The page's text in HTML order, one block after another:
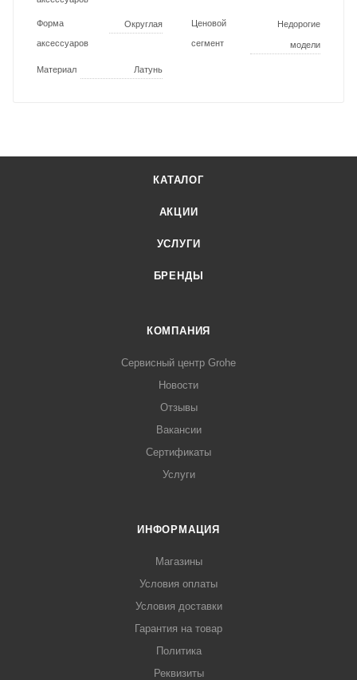
Форма
аксессуаров
Округлая Ценовой
сегмент
Недорогие
модели
Материал Латунь
КАТАЛОГ
АКЦИИ
УСЛУГИ
БРЕНДЫ
КОМПАНИЯ
Сервисный центр Grohe
Новости
Отзывы
Вакансии
Сертификаты
Услуги
ИНФОРМАЦИЯ
Магазины
Условия оплаты
Условия доставки
Гарантия на товар
Политика
Реквизиты